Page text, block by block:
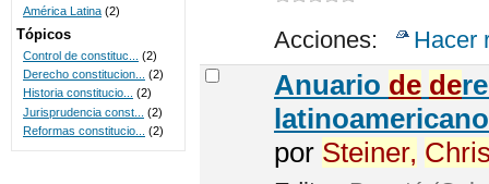
Acciones: Hacer
Anuario de de
por Steiner,
América Latina (2)
Tópicos
Control de constituc...
(2)
Derecho constitucion...
(2)
Historia constitucio... (2)
Jurisprudencia const...
(2)
Reformas constitucio...
(2)